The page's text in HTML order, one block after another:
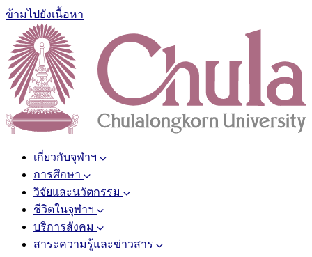
ข้ามไปยังเนื้อหา
เกี่ยวกับจุฬาฯ
การศึกษา
วิจัยและนวัตกรรม
ชีวิตในจุฬาฯ
บริการสังคม
สาระความรู้และข่าวสาร